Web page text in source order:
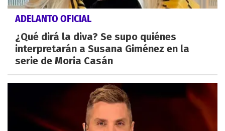
ADELANTO OFICIAL
¿Qué dirá la diva? Se supo quiénes
interpretarán a Susana Giménez en la
serie de Moria Casán